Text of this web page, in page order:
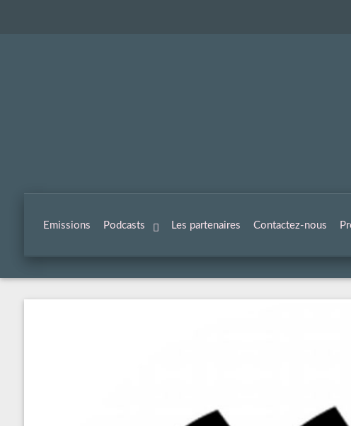
Emissions Podcasts Les partenaires Contactez-nous